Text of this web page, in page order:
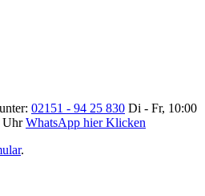
02151 - 94 25 830 Di - Fr, 10:00
UhrWhatsApp hier Klicken
.